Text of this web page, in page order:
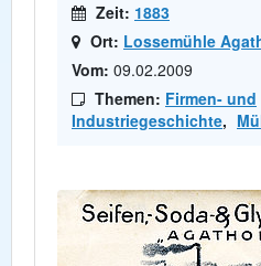
Zeit: 1883
Ort: Lossemühle
Vom: 09.02.2009
Themen: Firmen- und
Industriegeschichte,